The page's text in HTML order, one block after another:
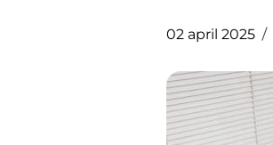
02 april 2025